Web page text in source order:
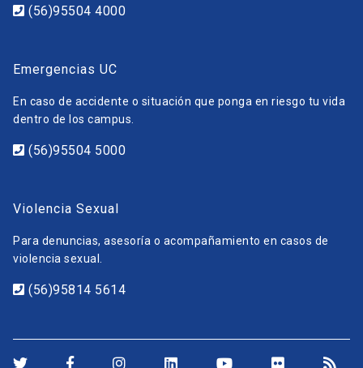
(56)95504 4000
Emergencias UC
En caso de accidente o situación que ponga en riesgo tu vida
dentro de los campus.
(56)95504 5000
Violencia Sexual
Para denuncias, asesoría o acompañamiento en casos de
violencia sexual.
(56)95814 5614